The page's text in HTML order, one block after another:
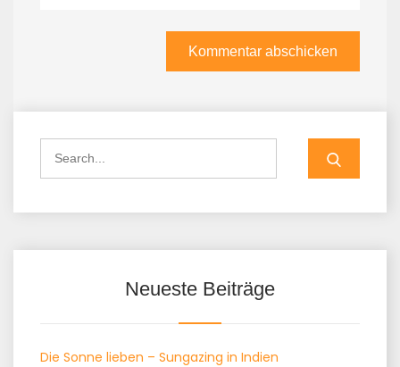
Neueste Beiträge
Die Sonne lieben – Sungazing in Indien